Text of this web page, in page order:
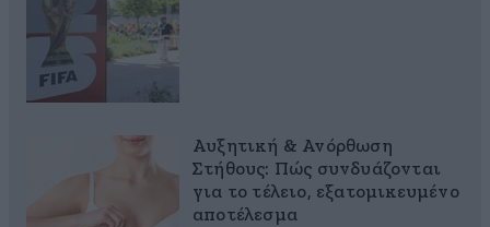
Αυξητική & Ανόρθωση
Στήθους: Πώς συνδυάζονται
για το τέλειο, εξατομικευμένο
αποτέλεσμα